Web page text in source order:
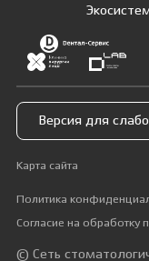
Версия для
Карта сайта
Политика
Согласие на обработку
© Сеть